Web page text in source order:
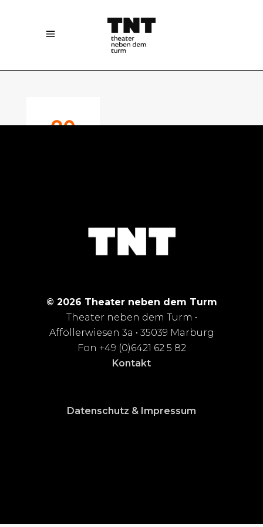
30
© 2026 Theater neben dem Turm
Theater neben dem Turm •
Afföllerwiesen 3a • 35039 Marburg
Fon +49 (0)6421 62 5 82
Kontakt
Datenschutz & Impressum